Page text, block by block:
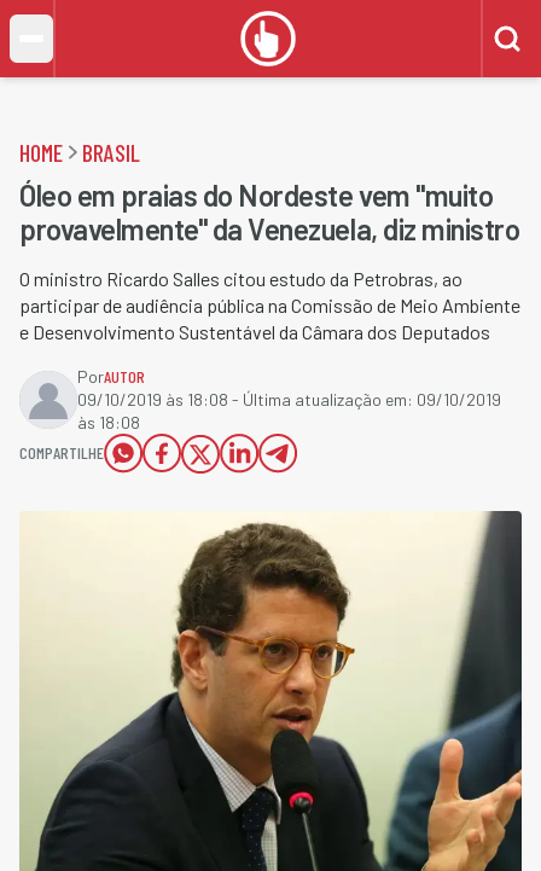
HOME BRASIL
Óleo em praias do Nordeste vem "muito
provavelmente" da Venezuela, diz ministro
O ministro Ricardo Salles citou estudo da Petrobras, ao
participar de audiência pública na Comissão de Meio Ambiente
e Desenvolvimento Sustentável da Câmara dos Deputados
PorAUTOR
09/10/2019 às 18:08 - Última atualização em: 09/10/2019
às 18:08
COMPARTILHE